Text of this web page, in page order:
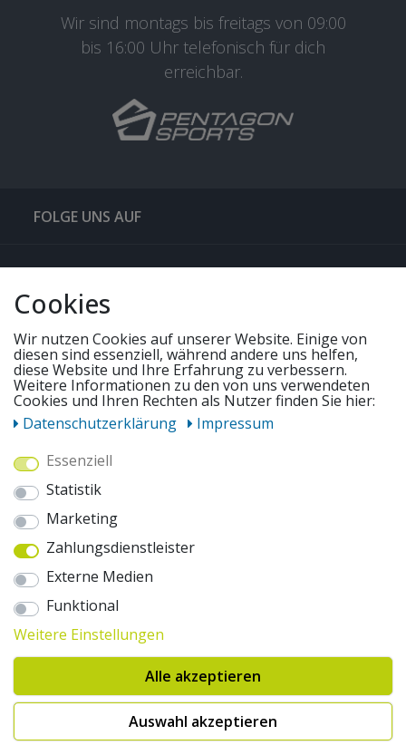
Wir sind montags bis freitags von 09:00
bis 16:00 Uhr telefonisch für dich
erreichbar.
FOLGE UNS AUF
QUICKLINKS & TIPPS
UNSERE ANGEBOTE
WIR VERSENDEN MIT
AUSZEICHNUNGEN & SICHERHEIT
© 2026 pentagonsports.de
Pentagon Sports GmbH & Co. KG
Daten­schutz­erklärung
Hinweise zur Batterieentsorgung
Cookie-Einstellungen ändern
Erklärung zur Barrierefreiheit
* Alle Preise inkl. gesetzlicher Mehrwertsteuer zuzüglich Versandkosten. Die
durchgestrichenen Preise entsprechen der UVP des Herstellers. 1nur bei
Hinweis:("Innerhalb von 24h versandfertig" oder "Sofort verfügbar") |
Cookies
Wir nutzen Cookies auf unserer Website. Einige von
diesen sind essenziell, während andere uns helfen,
diese Website und Ihre Erfahrung zu verbessern.
Weitere Informationen zu den von uns verwendeten
Cookies und Ihren Rechten als Nutzer finden Sie hier:
Daten­schutz­erklärung
Impressum
Essenziell
Statistik
Marketing
Zahlungsdienstleister
Externe Medien
Funktional
Weitere Einstellungen
Alle akzeptieren
Auswahl akzeptieren